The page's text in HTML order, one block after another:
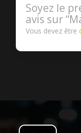
Soyez le
avis sur
Vous devez être